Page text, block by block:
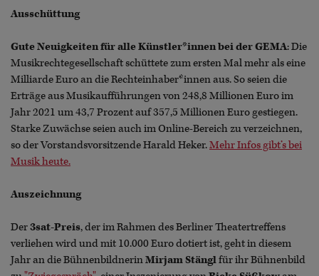
Ausschüttung
Gute Neuigkeiten für alle Künstler*innen bei derGEMA: Die
Musikrechtegesellschaft schüttete zum ersten Mal mehr als eine
Milliarde Euro an die Rechteinhaber*innen aus. So seien die
Erträge aus Musikaufführungen von 248,8 Millionen Euro im
Jahr 2021 um 43,7 Prozent auf 357,5 Millionen Euro gestiegen.
Starke Zuwächse seien auch im Online-Bereich zu verzeichnen,
so der Vorstandsvorsitzende Harald Heker.Mehr Infos gibt’s bei
Musik heute.
Auszeichnung
Der3sat-Preis, der im Rahmen des Berliner Theatertreffens
verliehen wird und mit 10.000 Euro dotiert ist, geht in diesem
Jahr an die BühnenbildnerinMirjam Stänglfür ihr Bühnenbild